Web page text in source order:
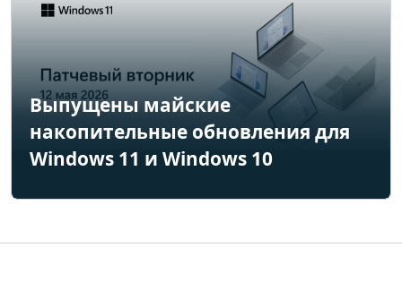
Выпущены майские
накопительные обновления для
Windows 11 и Windows 10